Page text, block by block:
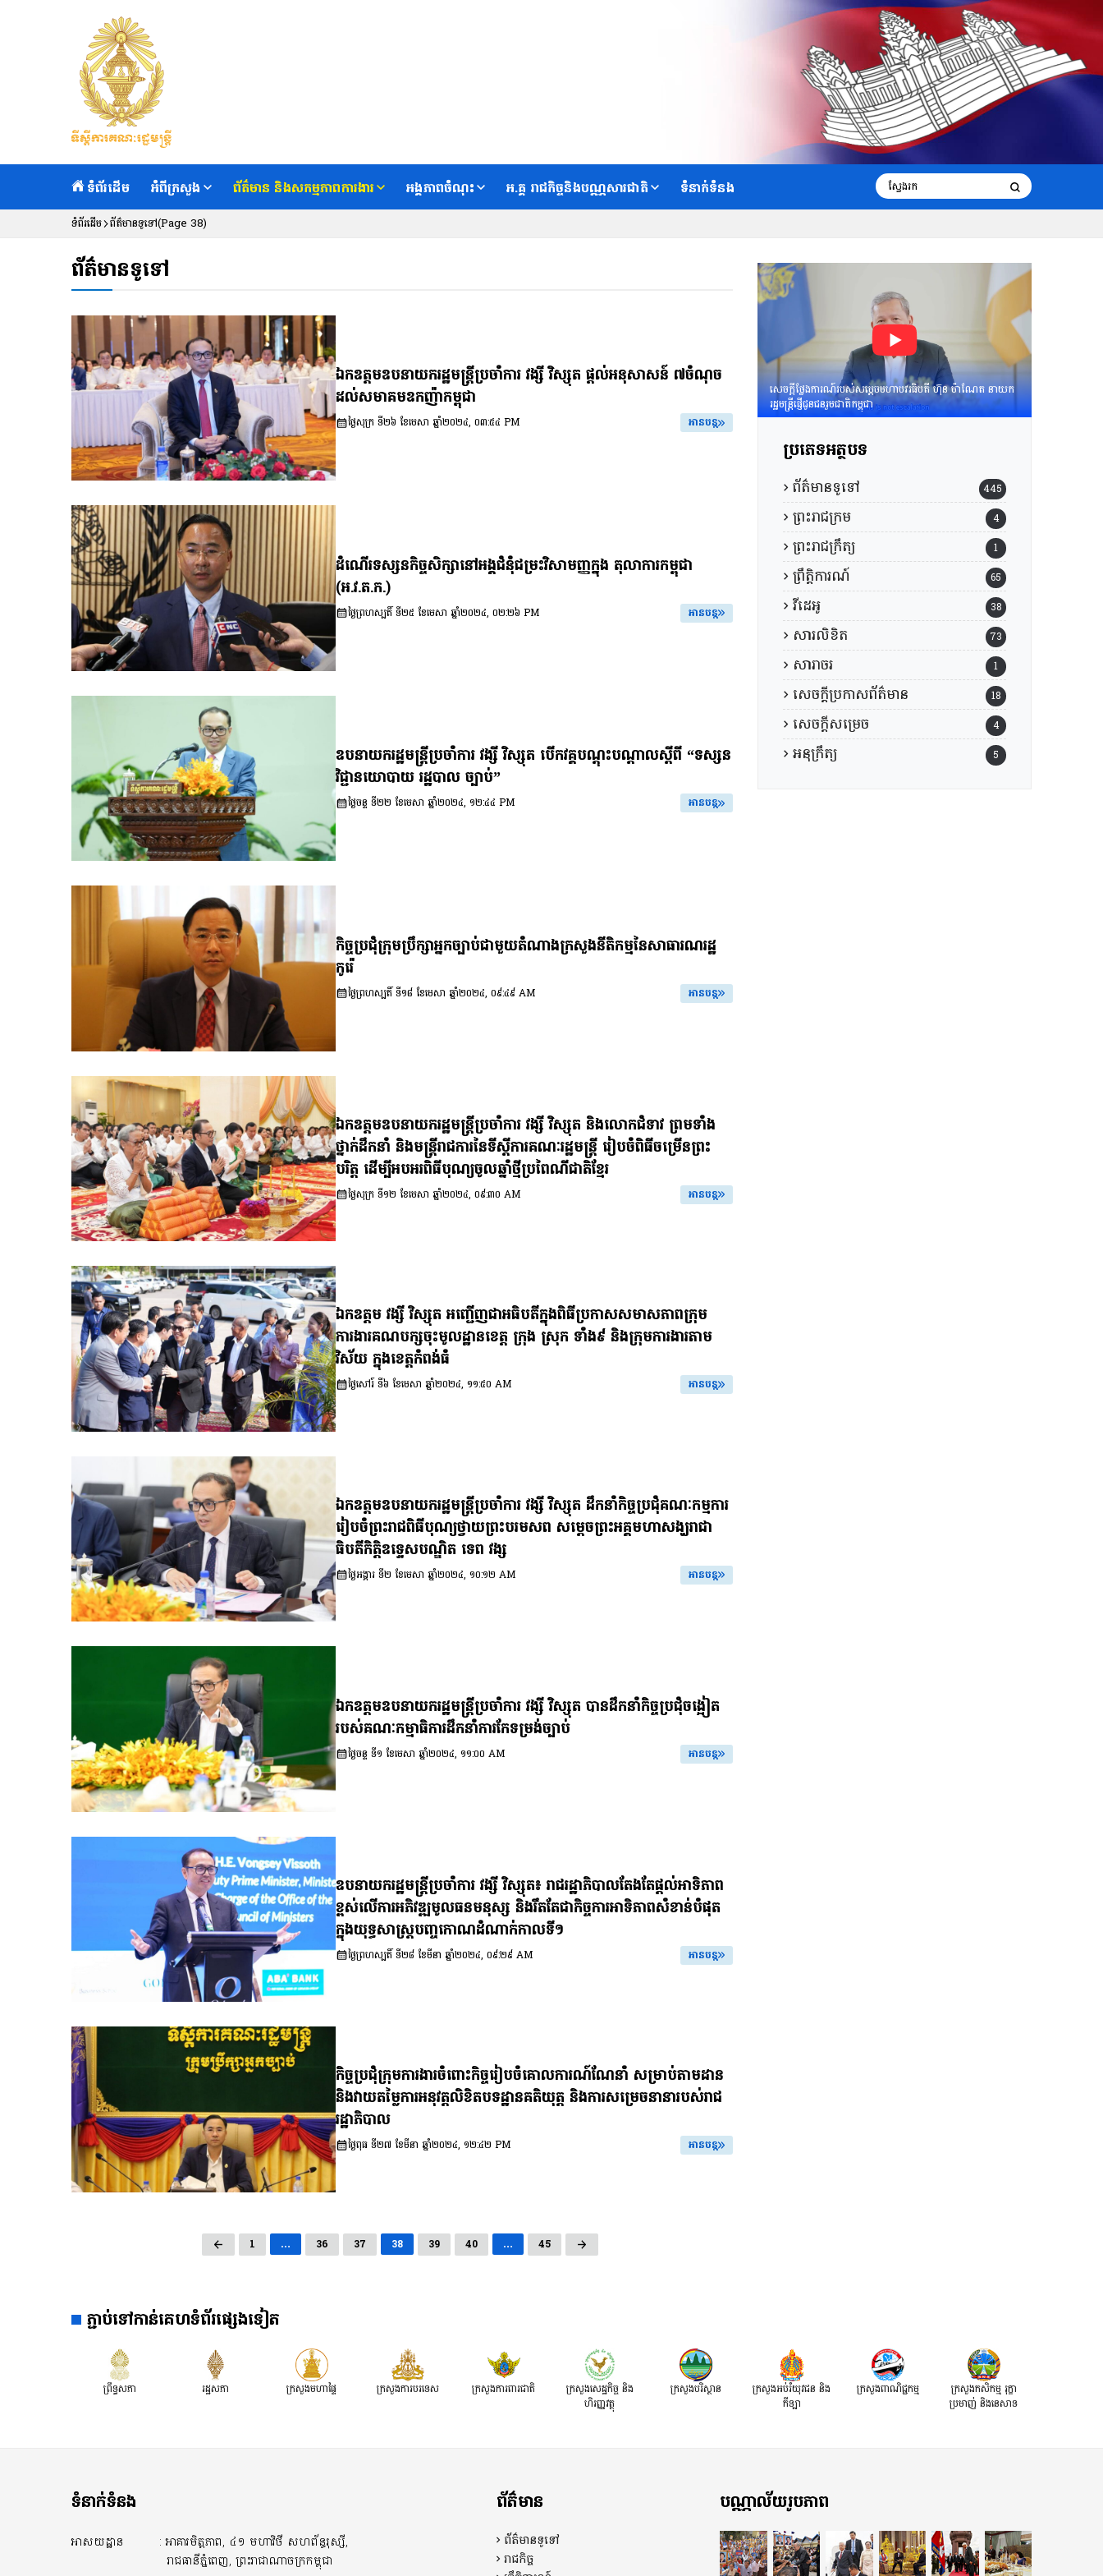
ទំព័រដើម អំពីក្រសួង ព័ត៌មាន និងសកម្មភាពការងារ អង្គភាពចំណុះ អ.គ្គ រាជកិច្ចនិងបណ្ណសារជាតិ ទំនាក់ទំនង
ទំព័រដើម ព័ត៌មានទូទៅ(Page 38)
ព័ត៌មានទូទៅ
ឯកឧត្តមឧបនាយករដ្ឋមន្ត្រីប្រចាំការ វង្សី វិស្សុត ផ្ដល់អនុសាសន៍ ៧ចំណុច
ដល់សមាគមឧកញ៉ាកម្ពុជា
ថ្ងៃសុក្រ ទី២៦ ខែមេសា ឆ្នាំ២០២៤, ០៣:៥៤ PM អានបន្ត
ដំណើរទស្សនកិច្ចសិក្សានៅអង្គជំនុំជម្រះវិសាមញ្ញក្នុង តុលាការកម្ពុជា
(អ.វ.ត.ក.)
ថ្ងៃព្រហស្បតិ៍ ទី២៥ ខែមេសា ឆ្នាំ២០២៤, ០២:២៦ PM អានបន្ត
ឧបនាយករដ្ឋមន្ត្រីប្រចាំការ វង្សី វិស្សុត បើកវគ្គបណ្តុះបណ្តាលស្តីពី “ទស្សន
វិជ្ជានយោបាយ រដ្ឋបាល ច្បាប់”
ថ្ងៃចន្ទ ទី២២ ខែមេសា ឆ្នាំ២០២៤, ១២:៤៤ PM អានបន្ត
កិច្ចប្រជុំក្រុមប្រឹក្សាអ្នកច្បាប់ជាមួយតំណាងក្រសួងនីតិកម្មនៃសាធារណរដ្ឋ
កូរ៉េ
ថ្ងៃព្រហស្បតិ៍ ទី១៨ ខែមេសា ឆ្នាំ២០២៤, ០៩:៤៩ AM អានបន្ត
ឯកឧត្តមឧបនាយករដ្ឋមន្ត្រីប្រចាំការ វង្សី វិស្សុត និងលោកជំទាវ ព្រមទាំង
ថ្នាក់ដឹកនាំ និងមន្ត្រីរាជការនៃទីស្តីការគណៈរដ្ឋមន្ត្រី រៀបចំពិធីចម្រើនព្រះ
បរិត្ត ដើម្បីអបអរពិធីបុណ្យចូលឆ្នាំថ្មីប្រពៃណីជាតិខ្មែរ
ថ្ងៃសុក្រ ទី១២ ខែមេសា ឆ្នាំ២០២៤, ០៩:៣០ AM អានបន្ត
ឯកឧត្តម វង្សី វិស្សុត អញ្ជើញជាអធិបតីក្នុងពិធីប្រកាសសមាសភាពក្រុម
ការងារគណបក្សចុះមូលដ្ឋានខេត្ត ក្រុង ស្រុក ទាំង៩ និងក្រុមការងារតាម
វិស័យ ក្នុងខេត្តកំពង់ធំ
ថ្ងៃសៅរ៍ ទី៦ ខែមេសា ឆ្នាំ២០២៤, ១១:៥០ AM អានបន្ត
ឯកឧត្តមឧបនាយករដ្ឋមន្ត្រីប្រចាំការ វង្សី វិស្សុត ដឹកនាំកិច្ចប្រជុំគណៈកម្មការ
រៀបចំព្រះរាជពិធីបុណ្យថ្វាយព្រះបរមសព សម្តេចព្រះអគ្គមហាសង្ឃរាជា
ធិបតីកិត្តិឧទ្ទេសបណ្ឌិត ទេព វង្ស
ថ្ងៃអង្គារ ទី២ ខែមេសា ឆ្នាំ២០២៤, ១០:១២ AM អានបន្ត
ឯកឧត្តមឧបនាយករដ្ឋមន្ត្រីប្រចាំការ វង្សី វិស្សុត បានដឹកនាំកិច្ចប្រជុំចង្អៀត
របស់គណៈកម្មាធិការដឹកនាំការកែទម្រង់ច្បាប់
ថ្ងៃចន្ទ ទី១ ខែមេសា ឆ្នាំ២០២៤, ១១:០០ AM អានបន្ត
ឧបនាយករដ្ឋមន្ត្រីប្រចាំការ វង្សី វិស្សុត៖ រាជរដ្ឋាភិបាលតែងតែផ្តល់អាទិភាព
ខ្ពស់លើការអភិវឌ្ឍមូលធនមនុស្ស និងរឹតតែជាកិច្ចការអាទិភាពសំខាន់បំផុត
ក្នុងយុទ្ធសាស្ត្របញ្ចកោណដំណាក់កាលទី១
ថ្ងៃព្រហស្បតិ៍ ទី២៨ ខែមីនា ឆ្នាំ២០២៤, ០៩:២៩ AM អានបន្ត
កិច្ចប្រជុំក្រុមការងារចំពោះកិច្ចរៀបចំគោលការណ៍ណែនាំ សម្រាប់តាមដាន
និងវាយតម្លៃការអនុវត្តលិខិតបទដ្ឋានគតិយុត្ត និងការសម្រេចនានារបស់រាជ
រដ្ឋាភិបាល
ថ្ងៃពុធ ទី២៧ ខែមីនា ឆ្នាំ២០២៤, ១២:៤២ PM អានបន្ត
1 … 36 37 38 39 40 … 45
សេចក្តីថ្លែងការណ៍របស់សម្តេចមហាបវរធិបតី ហ៊ុន ម៉ាណែត នាយក
រដ្ឋមន្រ្តីផ្ញើជូនជនរួមជាតិកម្ពុជា
ប្រភេទអត្ថបទ
ព័ត៌មានទូទៅ 445
ព្រះរាជក្រម 4
ព្រះរាជក្រឹត្យ 1
ព្រឹត្តិការណ៍ 65
វីដេអូ 38
សារលិខិត 73
សារាចរ 1
សេចក្តីប្រកាសព័ត៌មាន 18
សេចក្តីសម្រេច 4
អនុក្រឹត្យ 5
ភ្ជាប់ទៅកាន់គេហទំព័រផ្សេងទៀត
ព្រឹទ្ធសភា រដ្ឋសភា ក្រសួងមហាផ្ទៃ ក្រសួងការបរទេស ក្រសួងការពារជាតិ
ក្រសួង​សេដ្ឋកិច្ច និង
ហិរញ្ញវត្ថុ
ក្រសួងបរិស្ថាន
ក្រសួងអប់រំយុវជន និង
កីឡា
ក្រសួងពាណិជ្ជកម្ម
ក្រសួងកសិកម្ម រុក្ខា
ប្រមាញ់ និងនេសាទ
ទំនាក់ទំនង
អាសយដ្ឋាន
: អាគារមិត្តភាព, ៤១ មហាវិថី សហព័ន្ធរុស្សី,
រាជធានីភ្នំពេញ, ព្រះរាជាណាចក្រកម្ពុជា
ព័ត៌មាន
ព័ត៌មានទូទៅ
រាជកិច្ច
បណ្ណាល័យរូបភាព